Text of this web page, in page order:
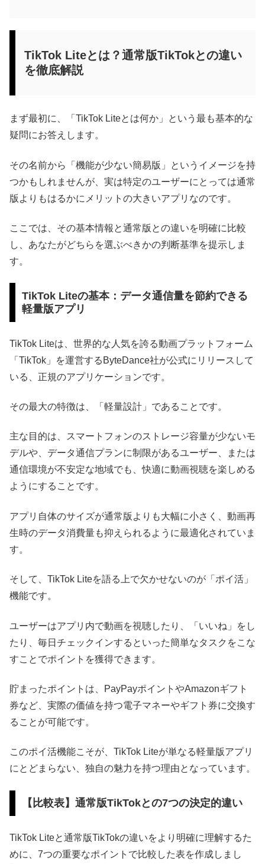
TikTok Liteとは？通常版TikTokとの違い
を徹底解説
まず最初に、「TikTok Liteとは何か」という最も基本的な
疑問にお答えします。
その名前から「機能が少ない簡易版」というイメージを持
つかもしれませんが、実は特定のユーザーにとっては通常
版よりもはるかにメリットの大きいアプリなのです。
ここでは、その基本情報と通常版との違いを明確に比較
し、あなたがどちらを選ぶべきかの判断基準を提示しま
す。
TikTok Liteの基本：データ通信量を節約できる
軽量版アプリ
TikTok Liteは、世界的な人気を誇る動画プラットフォーム
「TikTok」を運営するByteDance社が公式にリリースして
いる、正規のアプリケーションです。
その最大の特徴は、「軽量設計」であることです。
主な目的は、スマートフォンのストレージ容量が少ないモ
デルや、データ通信プランに制限があるユーザー、または
通信環境が不安定な地域でも、快適に動画視聴を楽しめる
ようにすることです。
アプリ自体のサイズが通常版よりも大幅に小さく、動画再
生時のデータ消費量も抑えられるように最適化されていま
す。
そして、TikTok Liteを語る上で欠かせないのが「ポイ活」
機能です。
ユーザーはアプリ内で動画を視聴したり、「いいね」をし
たり、毎日チェックインするといった簡単なタスクをこな
すことでポイントを獲得できます。
貯まったポイントは、PayPayポイントやAmazonギフト
券など、実際の価値を持つ電子マネーやギフト券に交換す
ることが可能です。
このポイ活機能こそが、TikTok Liteが単なる軽量版アプリ
にとどまらない、独自の魅力を持つ理由となっています。
【比較表】通常版TikTokとの7つの決定的違い
TikTok Liteと通常版TikTokの違いをより明確に理解するた
めに、7つの重要なポイントで比較した表を作成しまし